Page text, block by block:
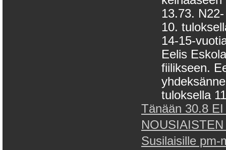
13.73.
10.
14-15-
Eelis
fiilikseen.
tuloksella
Tänään 30.8
Susilaisille pm-